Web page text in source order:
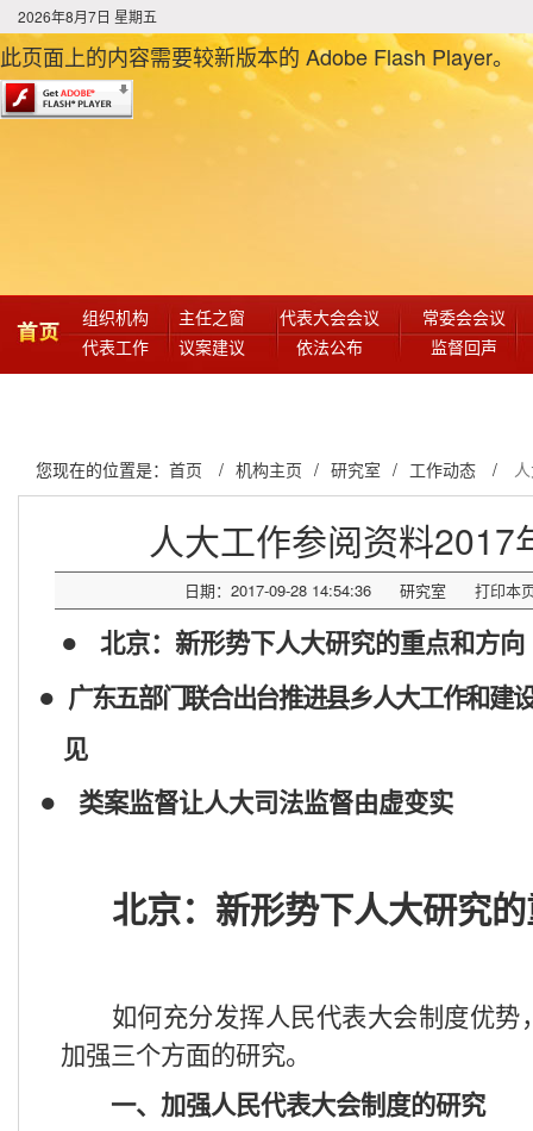
2026年8月7日 星期五
此页面上的内容需要较新版本的 Adobe Flash Player。
首页
组织机构
代表工作
主任之窗
议案建议
代表大会会议
依法公布
常委会会议
监督回声
您现在的位置是： 首页 / 机构主页 / 研究室 / 工作动态 /
人大工作参阅资料2017
日期：2017-09-28 14:54:36 研究室 打印本
● 北京：新形势下人大研究的重点和方向
● 广东五部门联合出台推进县乡人大工作和建
见
● 类案监督让人大司法监督由虚变实
北京：新形势下人大研究
如何充分发挥人民代表大会制度优势
加强三个方面的研究。
一、加强人民代表大会制度的研究